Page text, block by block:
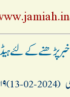
پڑھنے کے لئے
(2024-02-13)